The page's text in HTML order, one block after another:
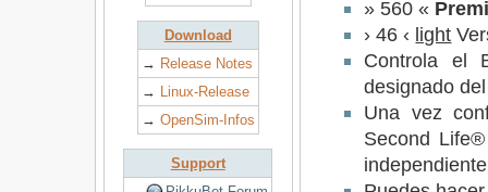
Download
→ Release Notes
→ Linux-Release
→ OpenSim-Infos
Support
» 560 «
› 46 ‹ light
Controla el
designado
Una vez
Second